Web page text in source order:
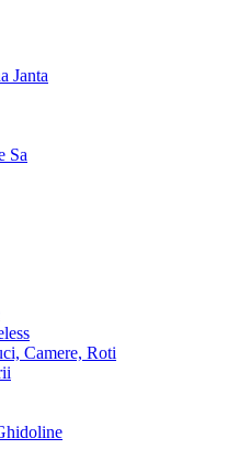
Janta
Sa
Camere, Roti